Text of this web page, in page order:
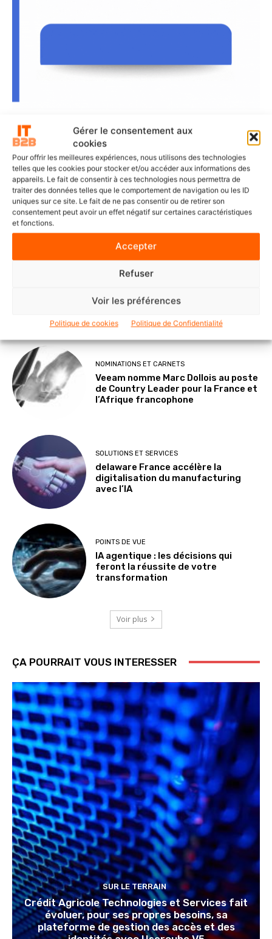
Gérer le consentement aux
cookies
Pour offrir les meilleures expériences, nous utilisons des technologies
telles que les cookies pour stocker et/ou accéder aux informations des
appareils. Le fait de consentir à ces technologies nous permettra de
traiter des données telles que le comportement de navigation ou les ID
uniques sur ce site. Le fait de ne pas consentir ou de retirer son
consentement peut avoir un effet négatif sur certaines caractéristiques
et fonctions.
Accepter
Refuser
Voir les préférences
Politique de cookies Politique de Confidentialité
DERNIERS ARTICLES
SOLUTIONS ET SERVICES
ITS Group construit les fondations
d’une IA souveraine et maîtrisée
Le Mode IA de Google, ou le Shadow
AI qui n’a plus besoin de l’ombre
NOMINATIONS ET CARNETS
Veeam nomme Marc Dollois au poste
de Country Leader pour la France et
l’Afrique francophone
SOLUTIONS ET SERVICES
delaware France accélère la
digitalisation du manufacturing
avec l’IA
POINTS DE VUE
IA agentique : les décisions qui
feront la réussite de votre
transformation
Voir plus
ÇA POURRAIT VOUS INTERESSER
SUR LE TERRAIN
Crédit Agricole Technologies et Services fait
évoluer, pour ses propres besoins, sa
plateforme de gestion des accès et des